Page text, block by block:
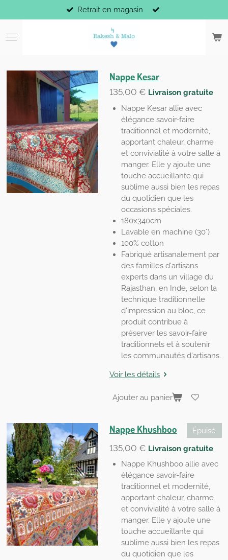
au
contenu
Retrait en magasin
Nappe Kesar
135,00 € Livraison gratuite
Nappe Kesar allie avec
élégance savoir-faire
traditionnel et modernité,
apportant chaleur, charme
et convivialité à votre salle à
manger. Elle y ajoute une
touche accueillante qui
sublime aussi bien les repas
du quotidien que les
occasions spéciales.
180x340cm
Lavable en machine (30°)
100% cotton
Fabriqué artisanalement par
des familles d'artisans
experts dans un village du
Rajasthan, en Inde, selon la
technique traditionnelle
d'impression au bloc, ce
produit contribue à
préserver les savoir-faire
traditionnels et à soutenir
les communautés d'artisans.
Voir les détails
Ajouter au panier
Épuisé
Nappe Khushboo
135,00 € Livraison gratuite
Nappe Khushboo allie avec
élégance savoir-faire
traditionnel et modernité,
apportant chaleur, charme
et convivialité à votre salle à
manger. Elle y ajoute une
touche accueillante qui
sublime aussi bien les repas
du quotidien que les